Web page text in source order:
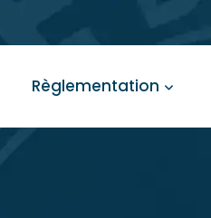
Règlementation